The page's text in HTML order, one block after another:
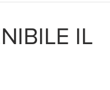
IL